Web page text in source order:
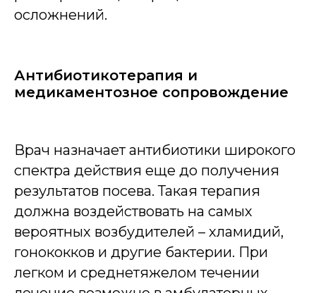
осложнений.
Антибиотикотерапия и
медикаментозное сопровождение
Врач назначает антибиотики широкого
спектра действия еще до получения
результатов посева. Такая терапия
должна воздействовать на самых
вероятных возбудителей – хламидий,
гонококков и другие бактерии. При
легком и среднетяжелом течении